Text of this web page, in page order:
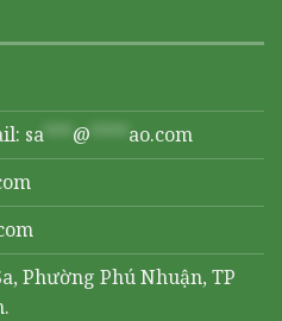
sa *** @ **** ao.com
Phường Phú Nhuận, TP